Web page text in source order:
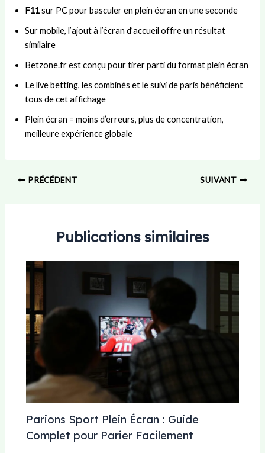
F11sur PC pour basculer en plein écran en une seconde
Sur mobile, l’ajout à l’écran d’accueil offre un résultat
similaire
Betzone.fr est conçu pour tirer parti du format plein écran
Le live betting, les combinés et le suivi de paris bénéficient
tous de cet affichage
Plein écran = moins d’erreurs, plus de concentration,
meilleure expérience globale
PRÉCÉDENT SUIVANT
Publications similaires
Parions Sport Plein Écran : Guide
Complet pour Parier Facilement